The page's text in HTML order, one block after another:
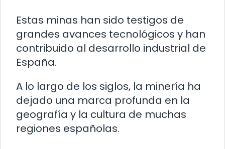
Estas minas han sido testigos de
grandes avances tecnológicos y han
contribuido al desarrollo industrial de
España.
A lo largo de los siglos, la minería ha
dejado una marca profunda en la
geografía y la cultura de muchas
regiones españolas.